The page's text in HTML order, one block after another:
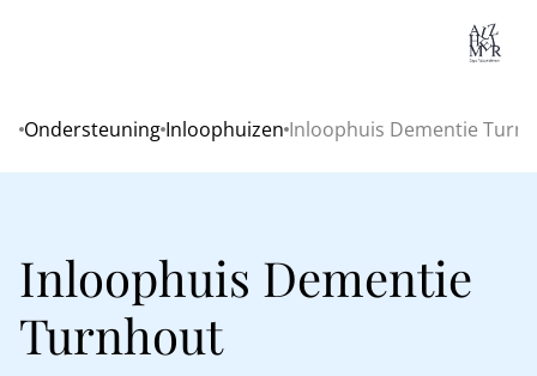
Home
Ondersteuning Inloophuizen Inloophuis Dementie
Inloophuis Dementie
Turnhout